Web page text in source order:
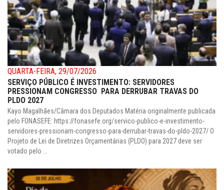
QUARTA-FEIRA, 29/07/2026
SERVIÇO PÚBLICO É INVESTIMENTO: SERVIDORES
PRESSIONAM CONGRESSO PARA DERRUBAR TRAVAS DO
PLDO 2027
Kayo Magalhães/Câmara dos Deputados Matéria originalmente publicada
pelo FONASEFE: https://fonasefe.org/servico-publico-e-investimento-
servidores-pressionam-congresso-para-derrubar-travas-do-pldo-2027/ O
Projeto de Lei de Diretrizes Orçamentárias (PLDO) para 2027 deve ser
votado pelo ...